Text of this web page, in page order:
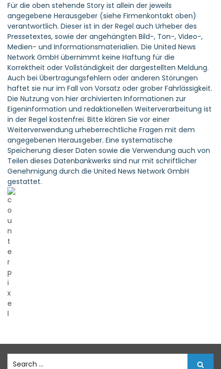
Für die oben stehende Story ist allein der jeweils
angegebene Herausgeber (siehe Firmenkontakt oben)
verantwortlich. Dieser ist in der Regel auch Urheber des
Pressetextes, sowie der angehängten Bild-, Ton-, Video-,
Medien- und Informationsmaterialien. Die United News
Network GmbH übernimmt keine Haftung für die
Korrektheit oder Vollständigkeit der dargestellten Meldung.
Auch bei Übertragungsfehlern oder anderen Störungen
haftet sie nur im Fall von Vorsatz oder grober Fahrlässigkeit.
Die Nutzung von hier archivierten Informationen zur
Eigeninformation und redaktionellen Weiterverarbeitung ist
in der Regel kostenfrei. Bitte klären Sie vor einer
Weiterverwendung urheberrechtliche Fragen mit dem
angegebenen Herausgeber. Eine systematische
Speicherung dieser Daten sowie die Verwendung auch von
Teilen dieses Datenbankwerks sind nur mit schriftlicher
Genehmigung durch die United News Network GmbH
gestattet.